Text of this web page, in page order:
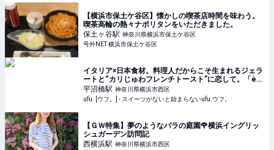
【横浜市保土ケ谷区】懐かしの喫茶店時間を味わう。
喫茶高輪の熱々ナポリタンをいただきました。
保土ヶ谷駅 神奈川県横浜市保土ケ谷区
号外NET 横浜市保土ケ谷区
イタリア×日本食材。料理人だからこそ生まれるジェラ
ートと“カリじゅわフレンチトースト”に恋して。「è
più（エピュウ）」（横浜） - ufu. [ウフ。]
平沼橋駅 神奈川県横浜市西区
ufu. [ウフ。] - スイーツがないと始まらないufu.ウフ。
【ＧＷ特集】夢のようなバラの庭園🌹横浜イングリッ
シュガーデン訪問記
西横浜駅 神奈川県横浜市西区